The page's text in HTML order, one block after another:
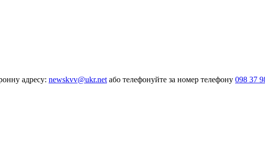
адресу: newskvv@ukr.netабо телефонуйте за номер телефону 098 37